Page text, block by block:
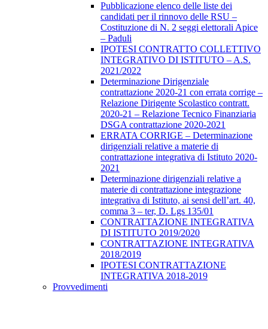
Pubblicazione elenco delle liste dei
candidati per il rinnovo delle RSU –
Costituzione di N. 2 seggi elettorali Apice
– Paduli
IPOTESI CONTRATTO COLLETTIVO
INTEGRATIVO DI ISTITUTO – A.S.
2021/2022
Determinazione Dirigenziale
contrattazione 2020-21 con errata corrige –
Relazione Dirigente Scolastico contratt.
2020-21 – Relazione Tecnico Finanziaria
DSGA contrattazione 2020-2021
ERRATA CORRIGE – Determinazione
dirigenziali relative a materie di
contrattazione integrativa di Istituto 2020-
2021
Determinazione dirigenziali relative a
materie di contrattazione integrazione
integrativa di Istituto, ai sensi dell’art. 40,
comma 3 – ter, D. Lgs 135/01
CONTRATTAZIONE INTEGRATIVA
DI ISTITUTO 2019/2020
CONTRATTAZIONE INTEGRATIVA
2018/2019
IPOTESI CONTRATTAZIONE
INTEGRATIVA 2018-2019
Provvedimenti